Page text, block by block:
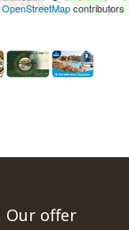
OpenStreetMapcontributors
Our offer